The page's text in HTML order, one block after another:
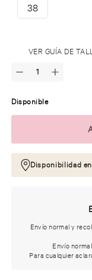
38
VER GUÍA DE
Disponible
Disponibilidad
Envío normal y
Envío
Para cualquier